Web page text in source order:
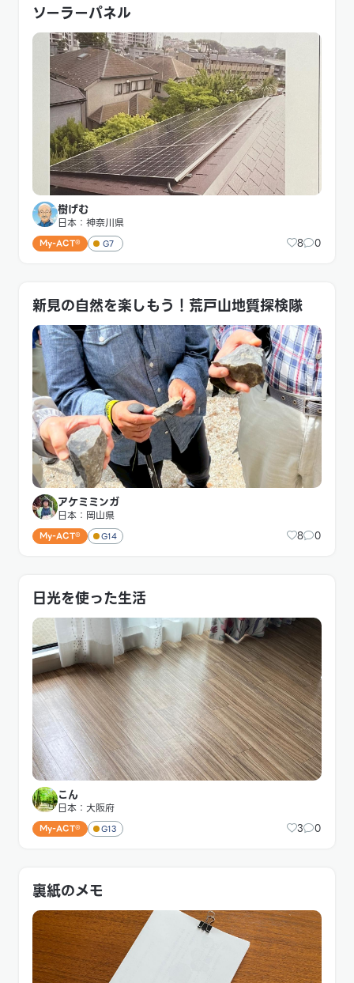
ソーラーパネル
樹げむ
日本：神奈川県
My-ACT® G7 8 0
新見の自然を楽しもう！荒戸山地質探検隊
アケミミンガ
日本：岡山県
My-ACT® G14 8 0
日光を使った生活
こん
日本：大阪府
My-ACT® G13 3 0
裏紙のメモ